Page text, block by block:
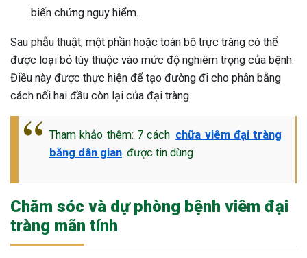
biến chứng nguy hiểm.
Sau phẫu thuật, một phần hoặc toàn bộ trực tràng có thể
được loại bỏ tùy thuộc vào mức độ nghiêm trọng của bệnh.
Điều này được thực hiện để tạo đường đi cho phân bằng
cách nối hai đầu còn lại của đại tràng.
Tham khảo thêm: 7 cách chữa viêm đại tràng
bằng dân gian được tin dùng
Chăm sóc và dự phòng bệnh viêm đại
tràng mãn tính